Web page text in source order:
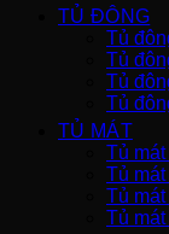
TỦ ĐÔNG
Tủ
Tủ
Tủ
Tủ
TỦ MÁT
Tủ
Tủ
Tủ
Tủ